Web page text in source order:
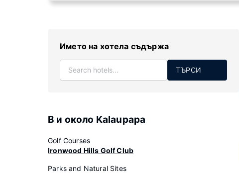
Името на хотела съдържа
ТЪРСИ
В и около Kalaupapa
Golf Courses
Ironwood Hills Golf Club
Parks and Natural Sites